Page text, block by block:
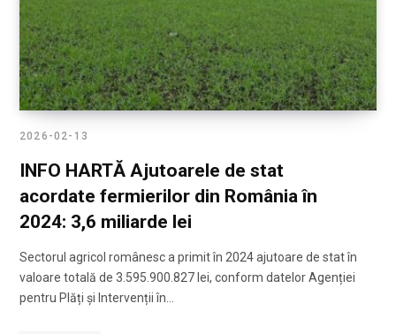
2026-02-13
INFO HARTĂ Ajutoarele de stat
acordate fermierilor din România în
2024: 3,6 miliarde lei
Sectorul agricol românesc a primit în 2024 ajutoare de stat în
valoare totală de 3.595.900.827 lei, conform datelor Agenției
pentru Plăți și Intervenții în…